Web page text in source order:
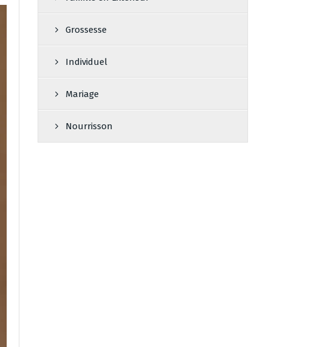
Grossesse
Individuel
Mariage
Nourrisson